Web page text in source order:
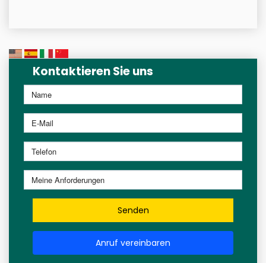
Kontaktieren Sie uns
Senden
Anruf vereinbaren